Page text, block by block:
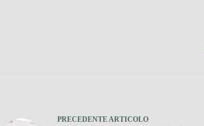
PRECEDENTE ARTICOLO